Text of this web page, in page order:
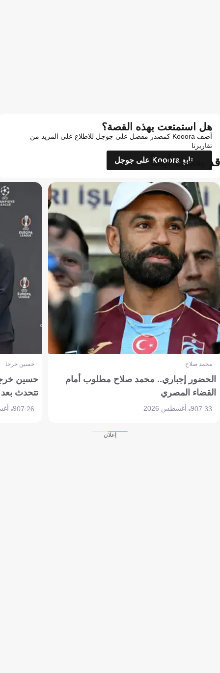
هل استمتعت بهذه القصة؟
أضف Kooora كمصدر مفضل على جوجل للاطلاع على المزيد من
تقاريرنا
تابع Kooora على جوجل
قد يعجبك أيضاً
محمد صلاح
الحضور إجباري.. محمد صلاح مطلوب أمام
القضاء المصري
07:339 أغسطس 2026
حسين خرجا
حسين
تتحدث
07:269 أغسطس 2026
إعلان